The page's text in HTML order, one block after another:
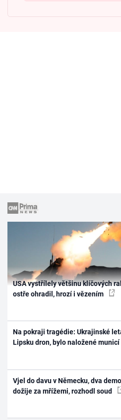
USA vystřílely většinu klíčových
ostře ohradil, hrozí i vězením
Na pokraji tragédie: Ukrajinské
Lipsku dron, bylo naložené municí
Vjel do davu v Německu, dva
dožije za mřížemi, rozhodl soud